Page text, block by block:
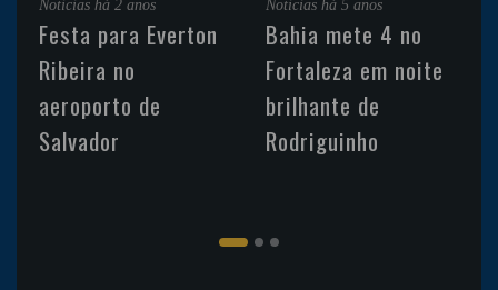
Noticias há 2 anos
Festa para Everton
Ribeira no
aeroporto de
Salvador
Noticias há 5 anos
Bahia mete 4 no
Fortaleza em noite
brilhante de
Rodriguinho